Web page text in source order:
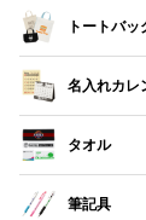
トートバッ
名入れカレ
タオル
筆記具